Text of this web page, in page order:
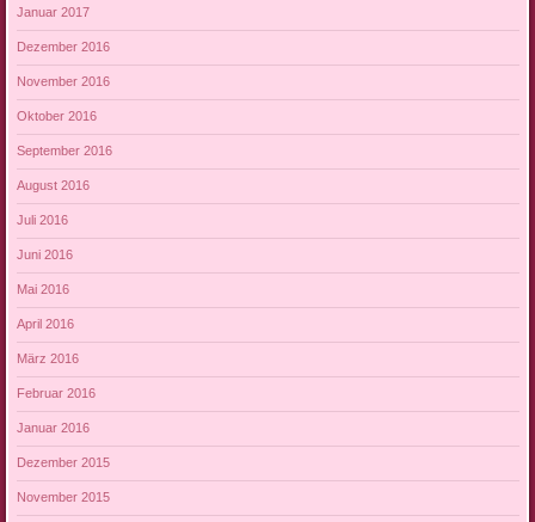
Januar 2017
Dezember 2016
November 2016
Oktober 2016
September 2016
August 2016
Juli 2016
Juni 2016
Mai 2016
April 2016
März 2016
Februar 2016
Januar 2016
Dezember 2015
November 2015